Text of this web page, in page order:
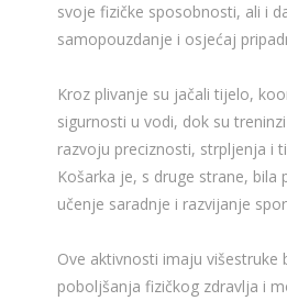
svoje fizičke sposobnosti, ali i
samopouzdanje i osjećaj
Kroz plivanje su jačali tijelo,
sigurnosti u vodi, dok su
razvoju preciznosti, strpljenja i
Košarka je, s druge strane, bila
učenje saradnje i razvijanje
Ove aktivnosti imaju višestruke
poboljšanja fizičkog zdravlja i